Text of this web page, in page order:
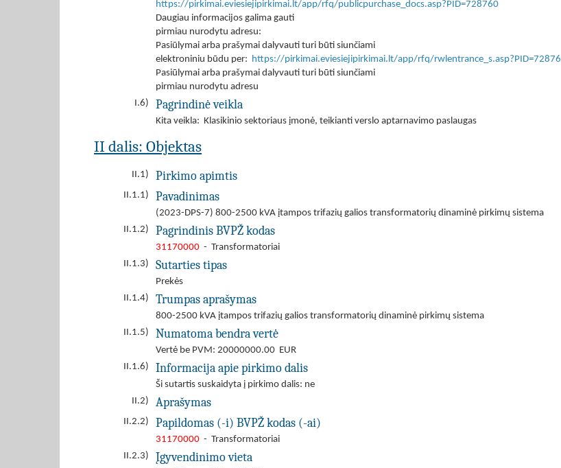
https://pirkimai.eviesiejipirkimai.lt/app/rfq/publicpurchase_docs.asp?PID=728760
Daugiau informacijos galima gauti
pirmiau nurodytu adresu:
Pasiūlymai arba prašymai dalyvauti turi būti siunčiami
elektroniniu būdu per: https://pirkimai.eviesiejipirkimai.lt/app/rfq/
Pasiūlymai arba prašymai dalyvauti turi būti siunčiami
pirmiau nurodytu adresu
I.6)
Pagrindinė veikla
Kita veikla: Klasikinio sektoriaus įmonė, teikianti verslo aptarnavimo paslaugas
II dalis: Objektas
II.1) Pirkimo apimtis
II.1.1) Pavadinimas
(2023-DPS-7) 800-2500 kVA įtampos trifazių galios transformatorių dinaminė pirkimų sistema
II.1.2)
Pagrindinis BVPŽ kodas
31170000 - Transformatoriai
II.1.3)
Sutarties tipas
Prekės
II.1.4)
Trumpas aprašymas
800-2500 kVA įtampos trifazių galios transformatorių dinaminė pirkimų sistema
II.1.5)
Numatoma bendra vertė
Vertė be PVM: 20000000.00 EUR
II.1.6)
Informacija apie pirkimo dalis
Ši sutartis suskaidyta į pirkimo dalis: ne
II.2)
Aprašymas
II.2.2) Papildomas (-i) BVPŽ kodas (-ai)
31170000 - Transformatoriai
II.2.3)
Įgyvendinimo vieta